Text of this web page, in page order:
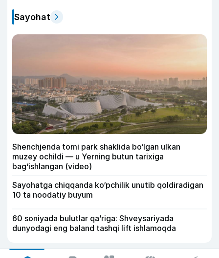
Sayohat
Shenchjenda tomi park shaklida bo‘lgan ulkan
muzey ochildi — u Yerning butun tarixiga
bag‘ishlangan (video)
Sayohatga chiqqanda ko‘pchilik unutib qoldiradigan
10 ta noodatiy buyum
60 soniyada bulutlar qa’riga: Shveysariyada
dunyodagi eng baland tashqi lift ishlamoqda